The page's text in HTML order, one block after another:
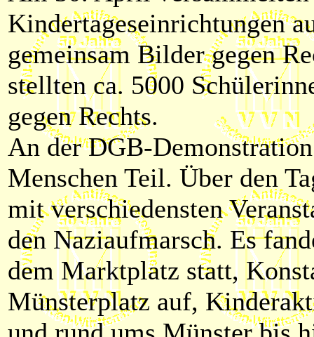
Kindertageseinrichtungen
gemeinsam Bilder gegen
stellten ca. 5000
gegen Rechts.
An der DGB-
Menschen Teil. Über den
mit verschiedensten
den Naziaufmarsch. Es
dem Marktplatz statt,
Münsterplatz auf,